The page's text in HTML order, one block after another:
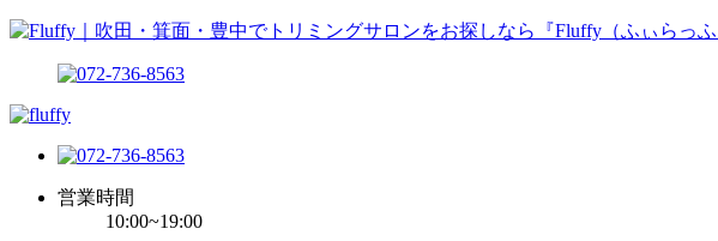
営業時間
10:00~19:00